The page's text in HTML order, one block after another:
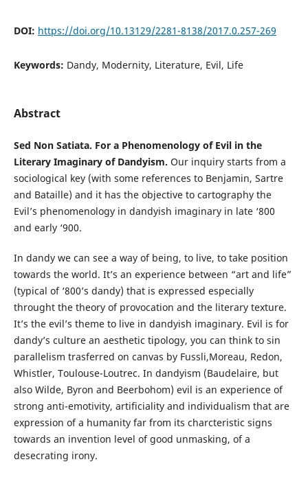
DOI: https://doi.org/10.13129/2281-8138/2017.0.257-269
Keywords: Dandy, Modernity, Literature, Evil, Life
Abstract
Sed Non Satiata. For a Phenomenology of Evil in the
Literary Imaginary of Dandyism. Our inquiry starts from a
sociological key (with some references to Benjamin, Sartre
and Bataille) and it has the objective to cartography the
Evil’s phenomenology in dandyish imaginary in late ‘800
and early ‘900.
In dandy we can see a way of being, to live, to take position
towards the world. It’s an experience between “art and life”
(typical of ‘800’s dandy) that is expressed especially
throught the theory of provocation and the literary texture.
It’s the evil’s theme to live in dandyish imaginary. Evil is for
dandy’s culture an aesthetic tipology, you can think to sin
parallelism trasferred on canvas by Fussli,Moreau, Redon,
Whistler, Toulouse-Loutrec. In dandyism (Baudelaire, but
also Wilde, Byron and Beerbohom) evil is an experience of
strong anti-emotivity, artificiality and individualism that are
expression of a humanity far from its charcteristic signs
towards an invention level of good unmasking, of a
desecrating irony.